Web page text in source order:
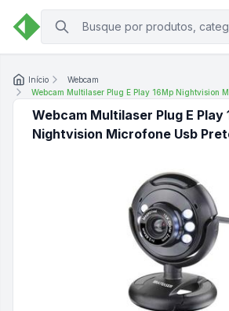
Início
Webcam
Webcam Multilaser Plug E Play 16Mp Nightvision
Webcam Multilaser Plug E Play
Nightvision Microfone Usb